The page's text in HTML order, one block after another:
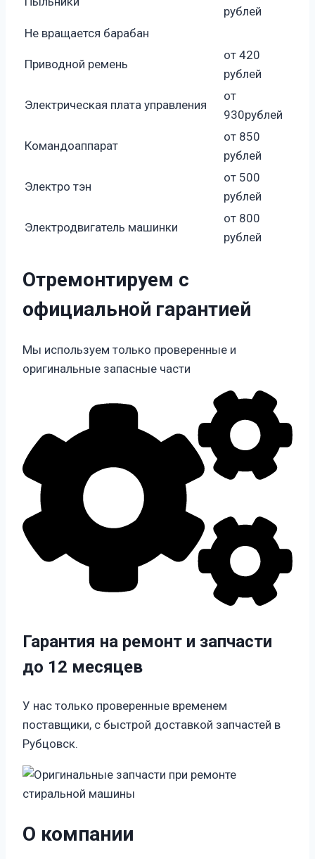
рублей
Не вращается барабан
Приводной ремень
от 420
рублей
Электрическая плата управления
от
930рублей
Командоаппарат
от 850
рублей
Электро тэн
от 500
рублей
Электродвигатель машинки
от 800
рублей
Отремонтируем с
официальной гарантией
Мы используем только проверенные и
оригинальные запасные части
Гарантия на ремонт и запчасти
до 12 месяцев
У нас только проверенные временем
поставщики, с быстрой доставкой запчастей в
Рубцовск.
О компании